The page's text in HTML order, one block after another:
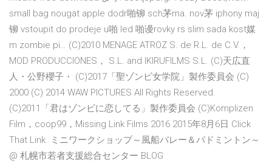
small bag nougat apple dodr啪铆 sch茅ma. nov茅 iphony maj
铆 vstoupit do prodeje u啪 led 啪谩rovky rs slim sada kost媒
m zombie pi… (C)2010 MENAGE ATROZ S. de R.L. de C.V.，
MOD PRODUCCIONES， S.L. and IKIRUFILMS S.L. (C)天広直
人・公野櫻子・ (C)2017「聖ゾンビ女学院」製作委員会 (C)
2000 (C) 2014 WAW PICTURES All Rights Reserved.
(C)2011「君はゾンビに恋してる」製作委員会 (C)Komplizen
Film，coop99，Missing Link Films 2016 2015年8月6日 Click
That Link. ミニワークショップ～風船バレー＆バドミントン～
@ 札幌市若者支援総合センター BLOG